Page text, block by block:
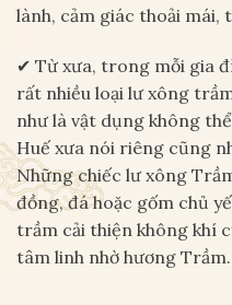
lành, cảm giác thoải mái,
✔ Từ xưa, trong mỗi gia
rất nhiều loại lư xông
như là vật dụng không
Huế xưa nói riêng cũng
Những chiếc lư xông
đồng, đá hoặc gốm chủ
trầm cải thiện không khí
tâm linh nhờ hương Trầm.